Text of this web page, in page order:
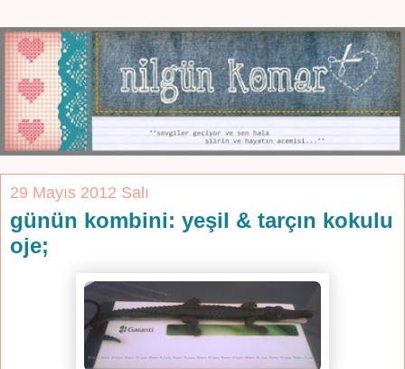
29 Mayıs 2012 Salı
günün kombini: yeşil & tarçın kokulu
oje;